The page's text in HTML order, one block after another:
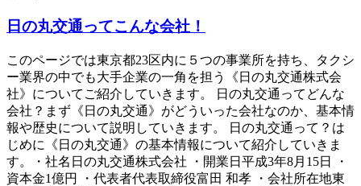
日の丸交通ってこんな会社！
このページでは東京都23区内に５つの事業所を持ち、タクシ
ー業界の中でも大手企業の一角を担う《日の丸交通株式会
社》についてご紹介していきます。 日の丸交通ってどんな
会社？まず《日の丸交通》がどういった会社なのか、基本情
報や歴史について説明していきます。 日の丸交通って？は
じめに《日の丸交通》の基本情報について紹介していきま
す。・社名日の丸交通株式会社 ・開業日平成3年8月15日 ・
資本金1億円 ・代表者代表取締役富田 和孝 ・会社所在地東